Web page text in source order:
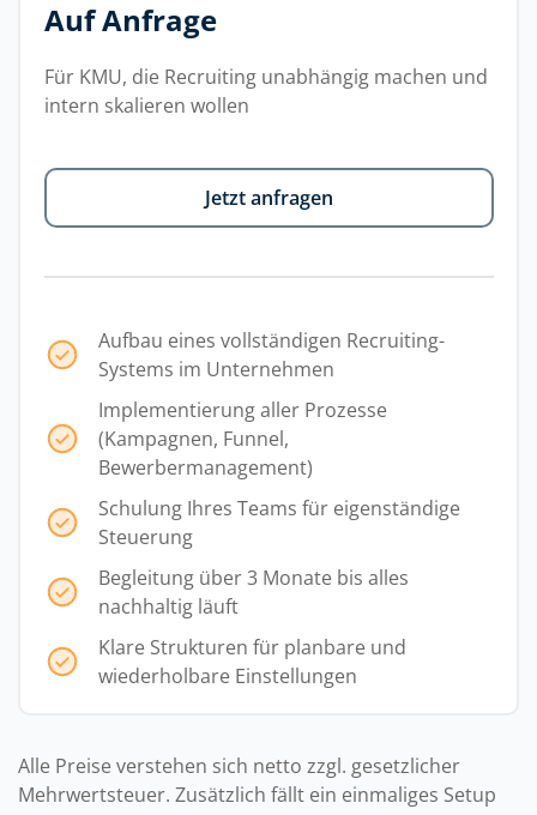
Auf Anfrage
Für KMU, die Recruiting unabhängig machen und
intern skalieren wollen
Jetzt anfragen
Aufbau eines vollständigen Recruiting-
Systems im Unternehmen
Implementierung aller Prozesse
(Kampagnen, Funnel,
Bewerbermanagement)
Schulung Ihres Teams für eigenständige
Steuerung
Begleitung über 3 Monate bis alles
nachhaltig läuft
Klare Strukturen für planbare und
wiederholbare Einstellungen
Alle Preise verstehen sich netto zzgl. gesetzlicher
Mehrwertsteuer. Zusätzlich fällt ein einmaliges Setup